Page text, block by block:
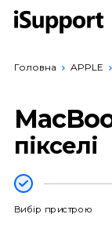
Головна APPLE
пікселі
Вибір пристрою